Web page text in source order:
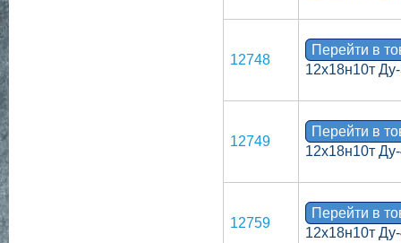
12748
Перейти в
12х18н10т
12749
Перейти в
12х18н10т
12759
Перейти в
12х18н10т